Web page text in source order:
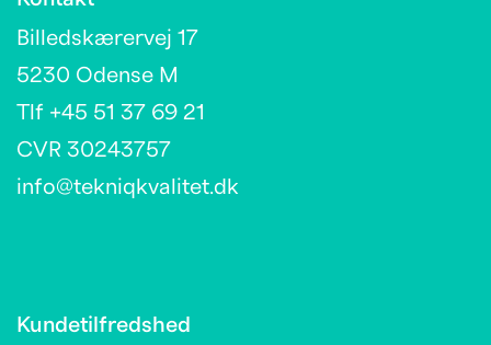
Billedskærervej 17
5230 Odense M
Tlf +45 51 37 69 21
CVR 30243757
info@tekniqkvalitet.dk
Kundetilfredshed